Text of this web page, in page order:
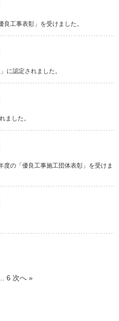
工事表彰」を受けました。
に認定されました。
ました。
度の「優良工事施工団体表彰」を受けま
6 次へ »